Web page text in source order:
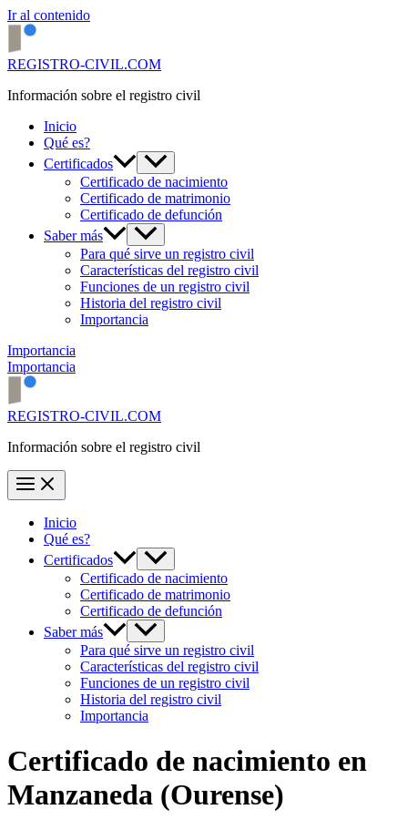
Ir al contenido
REGISTRO-CIVIL.COM
Información sobre el registro civil
Inicio
Qué es?
Certificados
Certificado de nacimiento
Certificado de matrimonio
Certificado de defunción
Saber más
Para qué sirve un registro civil
Características del registro civil
Funciones de un registro civil
Historia del registro civil
Importancia
Importancia
Importancia
REGISTRO-CIVIL.COM
Información sobre el registro civil
Inicio
Qué es?
Certificados
Certificado de nacimiento
Certificado de matrimonio
Certificado de defunción
Saber más
Para qué sirve un registro civil
Características del registro civil
Funciones de un registro civil
Historia del registro civil
Importancia
Certificado de nacimiento en
Manzaneda (Ourense)